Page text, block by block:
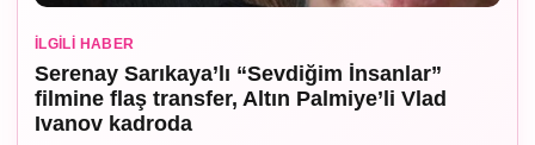
İLGILI HABER
Serenay Sarıkaya’lı “Sevdiğim İnsanlar”
filmine flaş transfer, Altın Palmiye’li Vlad
Ivanov kadroda